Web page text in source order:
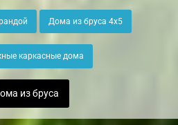
Дома из бруса 4х5
каркасные дома
из бруса